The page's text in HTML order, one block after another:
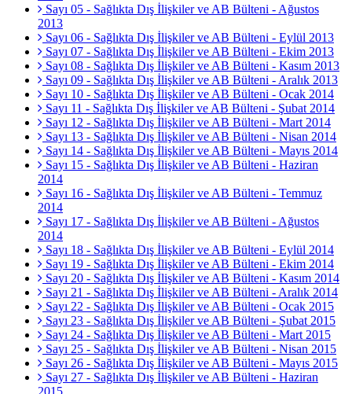
Sayı 05 - Sağlıkta Dış İlişkiler ve AB Bülteni - Ağustos
2013
Sayı 06 - Sağlıkta Dış İlişkiler ve AB Bülteni - Eylül 2013
Sayı 07 - Sağlıkta Dış İlişkiler ve AB Bülteni - Ekim 2013
Sayı 08 - Sağlıkta Dış İlişkiler ve AB Bülteni - Kasım 2013
Sayı 09 - Sağlıkta Dış İlişkiler ve AB Bülteni - Aralık 2013
Sayı 10 - Sağlıkta Dış İlişkiler ve AB Bülteni - Ocak 2014
Sayı 11 - Sağlıkta Dış İlişkiler ve AB Bülteni - Şubat 2014
Sayı 12 - Sağlıkta Dış İlişkiler ve AB Bülteni - Mart 2014
Sayı 13 - Sağlıkta Dış İlişkiler ve AB Bülteni - Nisan 2014
Sayı 14 - Sağlıkta Dış İlişkiler ve AB Bülteni - Mayıs 2014
Sayı 15 - Sağlıkta Dış İlişkiler ve AB Bülteni - Haziran
2014
Sayı 16 - Sağlıkta Dış İlişkiler ve AB Bülteni - Temmuz
2014
Sayı 17 - Sağlıkta Dış İlişkiler ve AB Bülteni - Ağustos
2014
Sayı 18 - Sağlıkta Dış İlişkiler ve AB Bülteni - Eylül 2014
Sayı 19 - Sağlıkta Dış İlişkiler ve AB Bülteni - Ekim 2014
Sayı 20 - Sağlıkta Dış İlişkiler ve AB Bülteni - Kasım 2014
Sayı 21 - Sağlıkta Dış İlişkiler ve AB Bülteni - Aralık 2014
Sayı 22 - Sağlıkta Dış İlişkiler ve AB Bülteni - Ocak 2015
Sayı 23 - Sağlıkta Dış İlişkiler ve AB Bülteni - Şubat 2015
Sayı 24 - Sağlıkta Dış İlişkiler ve AB Bülteni - Mart 2015
Sayı 25 - Sağlıkta Dış İlişkiler ve AB Bülteni - Nisan 2015
Sayı 26 - Sağlıkta Dış İlişkiler ve AB Bülteni - Mayıs 2015
Sayı 27 - Sağlıkta Dış İlişkiler ve AB Bülteni - Haziran
2015